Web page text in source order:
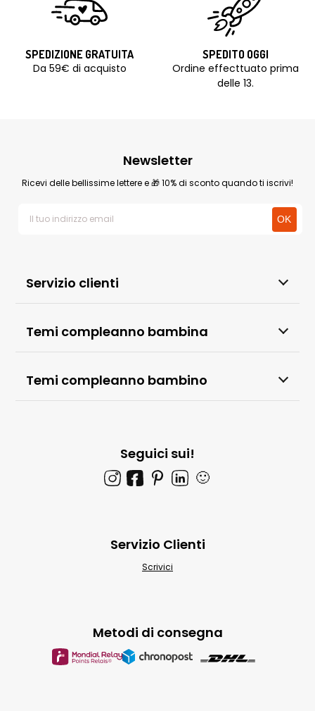
SPEDIZIONE GRATUITA
Da 59€ di acquisto
SPEDITO OGGI
Ordine effecttuato prima
delle 13.
Servizio clienti
Temi compleanno bambina
Temi compleanno bambino
Newsletter
Ricevi delle bellissime lettere e 🎁 10% di sconto quando ti iscrivi!
Seguici sui!
🙂
Metodi di consegna
Servizio Clienti
Scrivici